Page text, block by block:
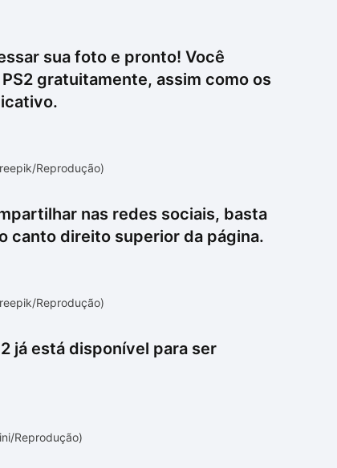
sua foto e pronto! Você
gratuitamente, assim como os
Reprodução)
nas redes sociais, basta
canto direito superior da página.
Reprodução)
já está disponível para ser
Reprodução)